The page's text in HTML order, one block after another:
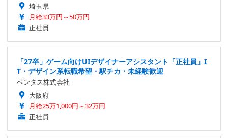
埼玉県
月給33万円～50万円
正社員
「27卒」ゲーム向けUIデザイナーアシスタント「正社員」I
T・デザイン系転職希望・駅チカ・未経験歓迎
ベンタス株式会社
大阪府
月給25万1,000円～32万円
正社員